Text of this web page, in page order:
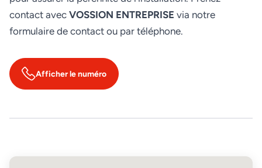
contact avec VOSSION ENTREPRISE via notre
formulaire de contact ou par téléphone.
Afficher le numéro